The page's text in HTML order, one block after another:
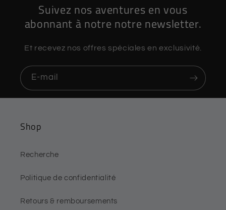
Suivez nos aventures en vous
abonnant à notre notre newsletter.
Et recevez nos offres spéciales en exclusivité.
E-mail
Shop
Recherche
Politique de confidentialité
Retours & remboursements